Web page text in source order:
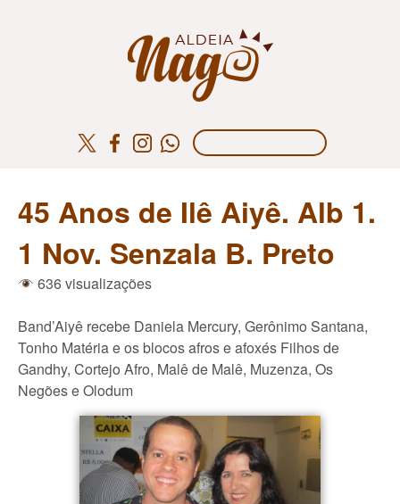
45 Anos de Ilê Aiyê. Alb 1.
1 Nov. Senzala B. Preto
636 visualizações
Band’Aiyê recebe Daniela Mercury, Gerônimo Santana,
Tonho Matéria e os blocos afros e afoxés Filhos de
Gandhy, Cortejo Afro, Malê de Malê, Muzenza, Os
Negões e Olodum